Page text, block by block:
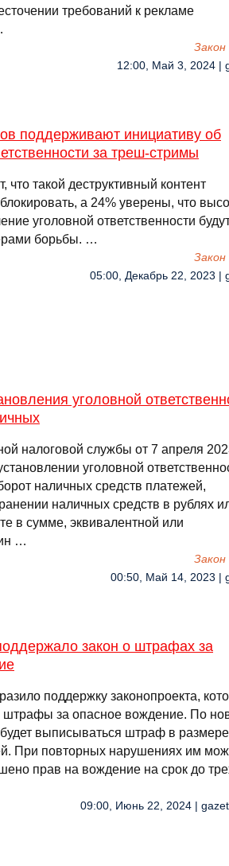
требований к рекламе
Закон
12:00, Май 3, 2024 |
поддерживают инициативу об
за треш-стримы
что такой деструктивный контент
а 24% уверены, что
уголовной ответственности
борьбы. …
Закон
05:00, Декабрь 22, 2023 |
уголовной
налоговой службы от 7 апреля
уголовной
наличных средств платежей,
наличных средств в рублях
в сумме, эквивалентной или
…
Закон
00:50, Май 14, 2023 |
закон о штрафах за
поддержку законопроекта,
штрафы за опасное вождение. По
выписываться штраф в
При повторных нарушениях им
прав на вождение на срок до
09:00, Июнь 22, 2024 |